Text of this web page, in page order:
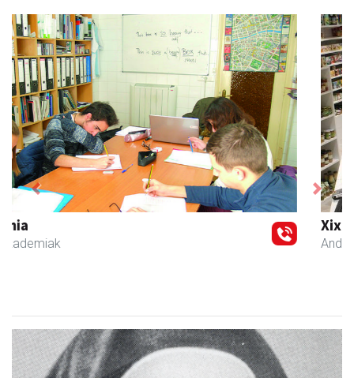
Xixori belar-denda
Andoain - Belar-denda
Previous Next